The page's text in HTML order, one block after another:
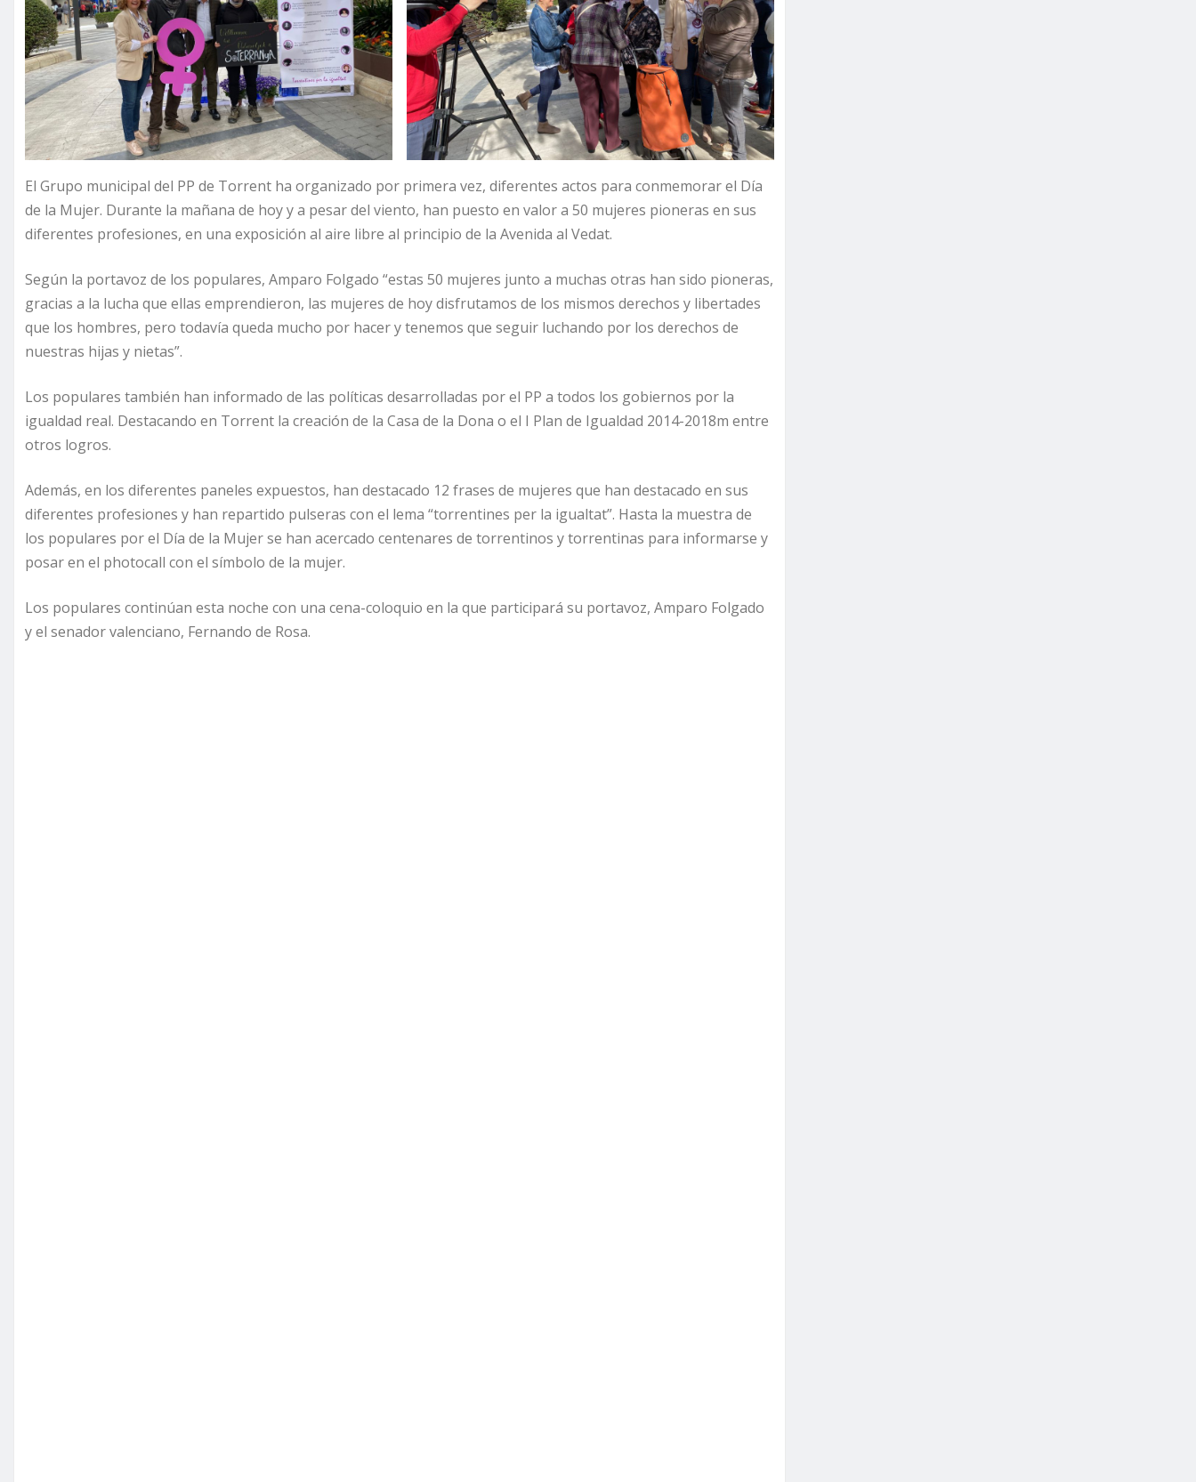
El Grupo municipal del PP de Torrent ha organizado por primera vez, diferentes actos para conmemorar el Día
de la Mujer. Durante la mañana de hoy y a pesar del viento, han puesto en valor a 50 mujeres pioneras en sus
diferentes profesiones, en una exposición al aire libre al principio de la Avenida al Vedat.
Según la portavoz de los populares, Amparo Folgado “estas 50 mujeres junto a muchas otras han sido pioneras,
gracias a la lucha que ellas emprendieron, las mujeres de hoy disfrutamos de los mismos derechos y libertades
que los hombres, pero todavía queda mucho por hacer y tenemos que seguir luchando por los derechos de
nuestras hijas y nietas”.
Los populares también han informado de las políticas desarrolladas por el PP a todos los gobiernos por la
igualdad real. Destacando en Torrent la creación de la Casa de la Dona o el I Plan de Igualdad 2014-2018m entre
otros logros.
Además, en los diferentes paneles expuestos, han destacado 12 frases de mujeres que han destacado en sus
diferentes profesiones y han repartido pulseras con el lema “torrentines per la igualtat”. Hasta la muestra de
los populares por el Día de la Mujer se han acercado centenares de torrentinos y torrentinas para informarse y
posar en el photocall con el símbolo de la mujer.
Los populares continúan esta noche con una cena-coloquio en la que participará su portavoz, Amparo Folgado
y el senador valenciano, Fernando de Rosa.